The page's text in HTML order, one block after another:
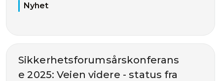
Nyhet
Sikkerhetsforumsårskonferans
e 2025: Veien videre - status fra